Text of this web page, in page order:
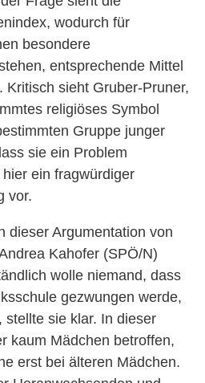
wodurch für
besondere
entsprechende Mittel
Kritisch sieht Gruber-Pruner,
religiöses Symbol
Gruppe junger
sie ein Problem
ein fragwürdiger
vor.
dieser Argumentation von
Kahofer (SPÖ/N)
wolle niemand, dass
gezwungen werde,
sie klar. In dieser
kaum Mädchen betroffen,
erst bei älteren Mädchen.